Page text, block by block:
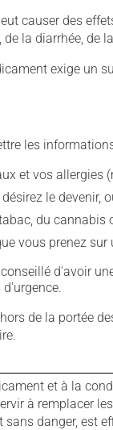
causer des
la diarrhée, de
exige un
les
et vos allergies
le devenir,
du cannabis
vous prenez
d'avoir
de la portée
et à la
à remplacer
danger, est